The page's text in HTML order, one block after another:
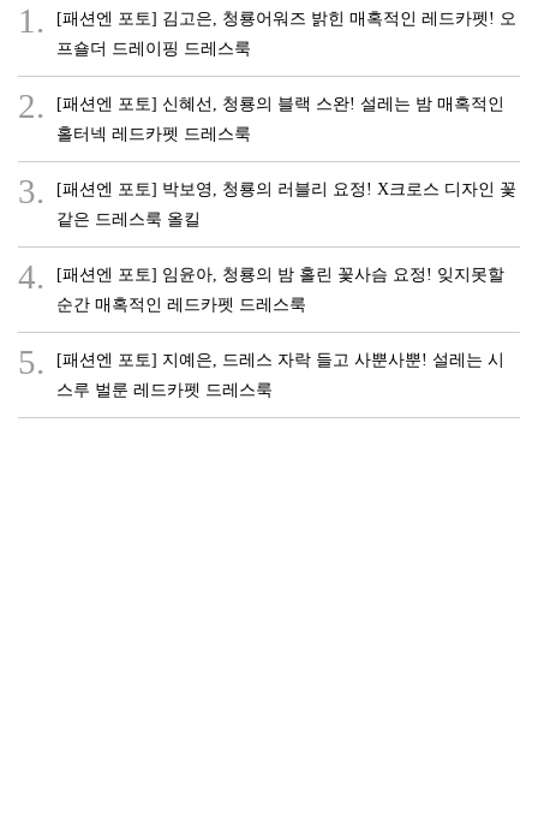
1.
[패션엔 포토] 김고은, 청룡어워즈 밝힌 매혹적인 레드카펫! 오
프숄더 드레이핑 드레스룩
2.
[패션엔 포토] 신혜선, 청룡의 블랙 스완! 설레는 밤 매혹적인
홀터넥 레드카펫 드레스룩
3.
[패션엔 포토] 박보영, 청룡의 러블리 요정! X크로스 디자인 꽃
같은 드레스룩 올킬
4.
[패션엔 포토] 임윤아, 청룡의 밤 홀린 꽃사슴 요정! 잊지못할
순간 매혹적인 레드카펫 드레스룩
5.
[패션엔 포토] 지예은, 드레스 자락 들고 사뿐사뿐! 설레는 시
스루 벌룬 레드카펫 드레스룩